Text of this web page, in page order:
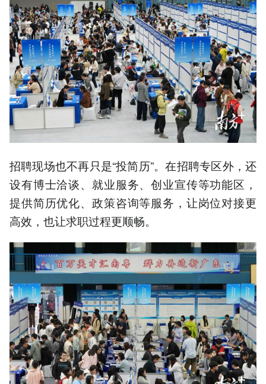
招聘现场也不再只是“投简历”。在招聘专区外，还
设有博士洽谈、就业服务、创业宣传等功能区，
提供简历优化、政策咨询等服务，让岗位对接更
高效，也让求职过程更顺畅。